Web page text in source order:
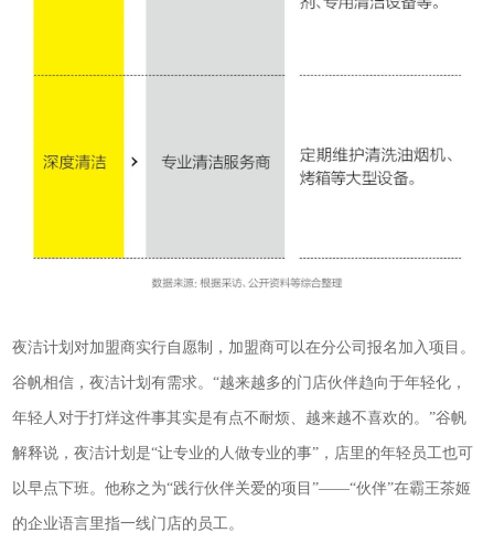
夜洁计划对加盟商实行自愿制，加盟商可以在分公司报名加入项目。
谷帆相信，夜洁计划有需求。“越来越多的门店伙伴趋向于年轻化，
年轻人对于打烊这件事其实是有点不耐烦、越来越不喜欢的。”谷帆
解释说，夜洁计划是“让专业的人做专业的事”，店里的年轻员工也可
以早点下班。他称之为“践行伙伴关爱的项目”——“伙伴”在霸王茶姬
的企业语言里指一线门店的员工。